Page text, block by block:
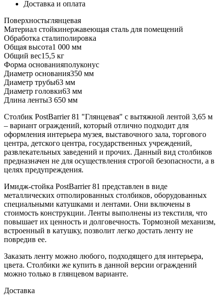
Доставка и оплата
Поверхностьглянцевая
Материал стойкинержавеющая сталь для помещений
Обработка сталиполировка
Общая высота1 000 мм
Общий вес15,5 кг
Форма основанияполуконус
Диаметр основания350 мм
Диаметр трубы63 мм
Диаметр головки63 мм
Длина ленты3 650 мм
Столбик PostBarrier 81 "Глянцевая" с вытяжной лентой 3,65 м
– вариант ограждений, который отлично подходит для
оформления интерьера музея, выставочного зала, торгового
центра, детского центра, государственных учреждений,
развлекательных заведений и прочих. Данный вид столбиков
предназначен не для осуществления строгой безопасности, а в
целях предупреждения.
Имидж-стойка PostBarrier 81 представлен в виде
металлических отполированных столбиков, оборудованных
специальными катушками и лентами. Они включены в
стоимость конструкции. Ленты выполнены из текстиля, что
повышает их ценность и долговечность. Тормозной механизм,
встроенный в катушку, позволит легко достать ленту не
повредив ее.
Заказать ленту можно любого, подходящего для интерьера,
цвета. Столбики же купить в данной версии ограждений
можно только в глянцевом варианте.
Доставка